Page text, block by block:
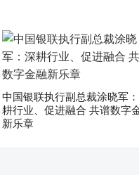
中国银联执行副总裁涂晓军
耕行业、促进融合 共谱数字
新乐章